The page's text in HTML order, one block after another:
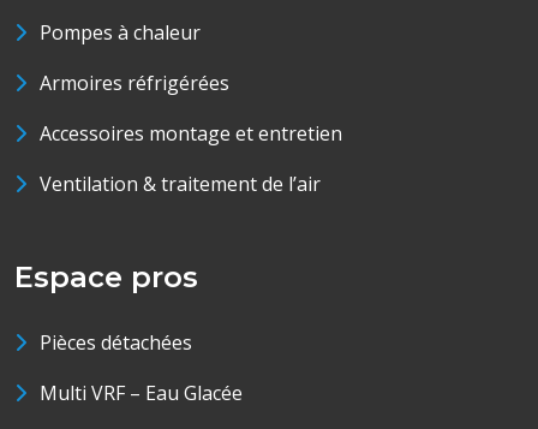
Pompes à chaleur
Armoires réfrigérées
Accessoires montage et entretien
Ventilation & traitement de l’air
Espace pros
Pièces détachées
Multi VRF – Eau Glacée